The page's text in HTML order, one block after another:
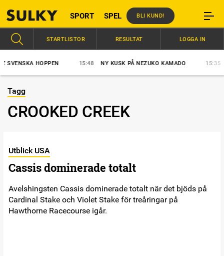
SPORT SPEL BLI KUND!
HOPPEN 15:48 NY KUSK PÅ NEZUKO KAMADO 15:35 ST
STARTLISTOR RESULTAT LOGGA IN
Tagg
CROOKED CREEK
Utblick USA
Cassis dominerade totalt
Avelshingsten Cassis dominerade totalt när det bjöds på
Cardinal Stake och Violet Stake för treåringar på
Hawthorne Racecourse igår.